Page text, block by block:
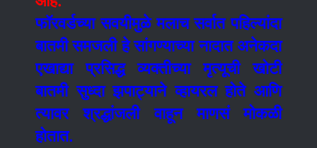
फॉरवर्डच्या सवयीमुळे मलाच सर्वात पहिल्यांदा
बातमी समजली हे सांगण्याच्या नादात अनेकदा
एखाद्या प्रसिद्ध व्यक्तीच्या मृत्यूची खोटी
बातमी सुध्दा झपाट्याने व्हायरल होते आणि
त्यावर श्रद्धांजली वाहून माणसं मोकळी
होतात.